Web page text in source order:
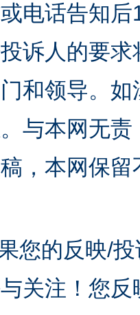
电话告知
诉人的要
和领导。
与本网无
，本网保
您的反映/
关注！您